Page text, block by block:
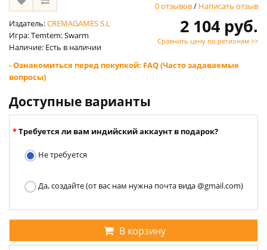
0 отзывов/ Написать отзыв
Издатель:CREMAGAMES S.L
Игра: Temtem: Swarm
Наличие: Есть в наличии
2 104 руб.
Сравнить цену по регионам >>
- Ознакомиться перед покупкой: FAQ (Часто задаваемые
вопросы)
Доступные варианты
Требуется ли вам индийский аккаунт в подарок?
Не требуется
Да, создайте (от вас нам нужна почта вида @gmail.com)
В корзину